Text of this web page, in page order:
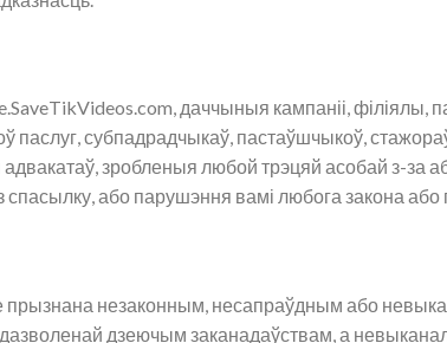
даччыныя кампаніі, філіялы,
паслуг, субпадрадчыкаў, пастаўшчыкоў,
зробленыя любой трэцяй асобай з-за
або парушэння вамі любога закона або
прызнана незаконным, несапраўдным або
дзеючым заканадаўствам, а